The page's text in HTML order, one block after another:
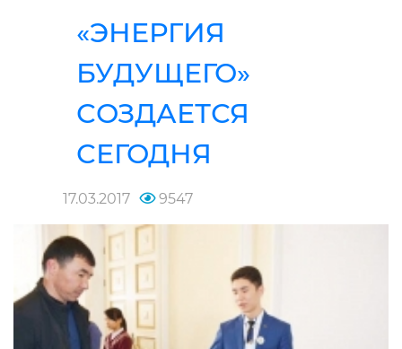
«ЭНЕРГИЯ
БУДУЩЕГО»
СОЗДАЕТСЯ
СЕГОДНЯ
17.03.2017 9547